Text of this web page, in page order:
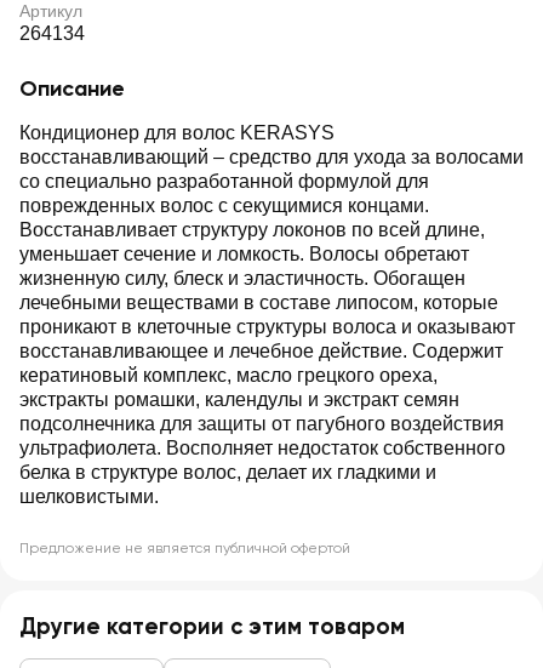
Артикул
264134
Описание
Кондиционер для волос KERASYS
восстанавливающий – средство для ухода за волосами
со специально разработанной формулой для
поврежденных волос с секущимися концами.
Восстанавливает структуру локонов по всей длине,
уменьшает сечение и ломкость. Волосы обретают
жизненную силу, блеск и эластичность. Обогащен
лечебными веществами в составе липосом, которые
проникают в клеточные структуры волоса и оказывают
восстанавливающее и лечебное действие. Содержит
кератиновый комплекс, масло грецкого ореха,
экстракты ромашки, календулы и экстракт семян
подсолнечника для защиты от пагубного воздействия
ультрафиолета. Восполняет недостаток собственного
белка в структуре волос, делает их гладкими и
шелковистыми.
Предложение не является публичной офертой
Другие категории с этим товаром